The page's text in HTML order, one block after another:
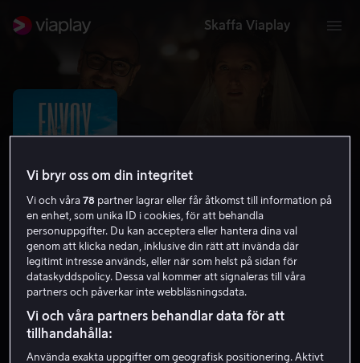
Skaffa Viaplay
Envoy: Shark Cull
7.7 Dokumentär 2021 1 h 33 min
15 år
HD
Vi bryr oss om din integritet
Vi och våra78 partner lagrar eller får åtkomst till information på
en enhet, som unika ID i cookies, för att behandla
personuppgifter. Du kan acceptera eller hantera dina val
genom att klicka nedan, inklusive din rätt att invända där
legitimt intresse används, eller när som helst på sidan för
dataskyddspolicy. Dessa val kommer att signaleras till våra
partners och påverkar inte webbläsningsdata.
Vi och våra partners behandlar data för att
tillhandahålla:
Använda exakta uppgifter om geografisk positionering. Aktivt